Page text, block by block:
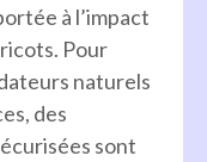
à l’impact
Pour
naturels
des
sont